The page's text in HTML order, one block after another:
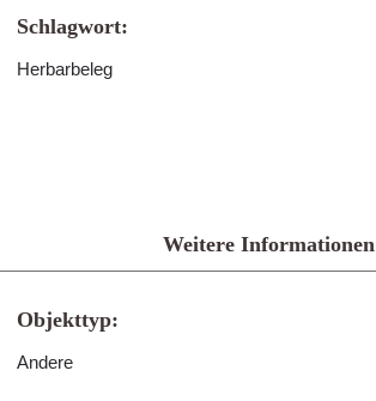
Schlagwort:
Herbarbeleg
Weitere Informationen
Objekttyp:
Andere